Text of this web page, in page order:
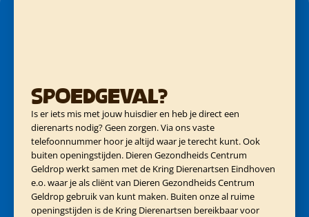
Spoedgeval?
Is er iets mis met jouw huisdier en heb je direct een
dierenarts nodig? Geen zorgen. Via ons vaste
telefoonnummer hoor je altijd waar je terecht kunt. Ook
buiten openingstijden. Dieren Gezondheids Centrum
Geldrop werkt samen met de Kring Dierenartsen Eindhoven
e.o. waar je als cliënt van Dieren Gezondheids Centrum
Geldrop gebruik van kunt maken. Buiten onze al ruime
openingstijden is de Kring Dierenartsen bereikbaar voor